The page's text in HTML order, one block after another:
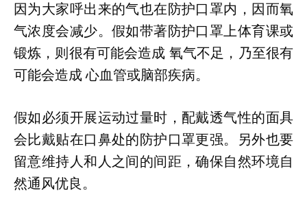
因为大家呼出来的气也在防护口罩内，因而氧
气浓度会减少。假如带著防护口罩上体育课或
锻炼，则很有可能会造成 氧气不足，乃至很有
可能会造成 心血管或脑部疾病。
假如必须开展运动过量时，配戴透气性的面具
会比戴贴在口鼻处的防护口罩更强。另外也要
留意维持人和人之间的间距，确保自然环境自
然通风优良。